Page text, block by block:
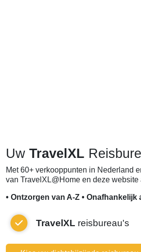
Uw TravelXL
Met 60+ verkooppunten in Nederland
van TravelXL@Home en deze
• Ontzorgen van A-Z •
TravelXL reisbureau's